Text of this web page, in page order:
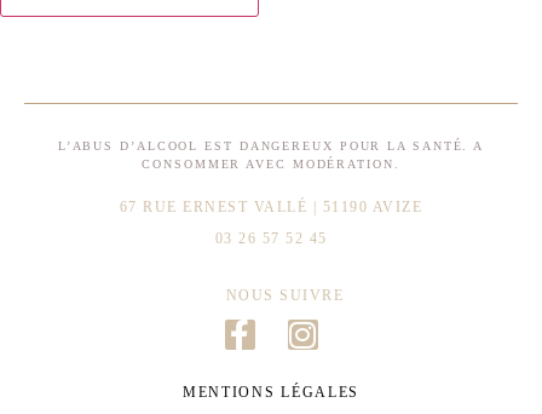
L’ABUS D’ALCOOL EST DANGEREUX POUR LA SANTÉ. A
CONSOMMER AVEC MODÉRATION.
67 RUE ERNEST VALLÉ | 51190 AVIZE
03 26 57 52 45
NOUS SUIVRE
MENTIONS LÉGALES